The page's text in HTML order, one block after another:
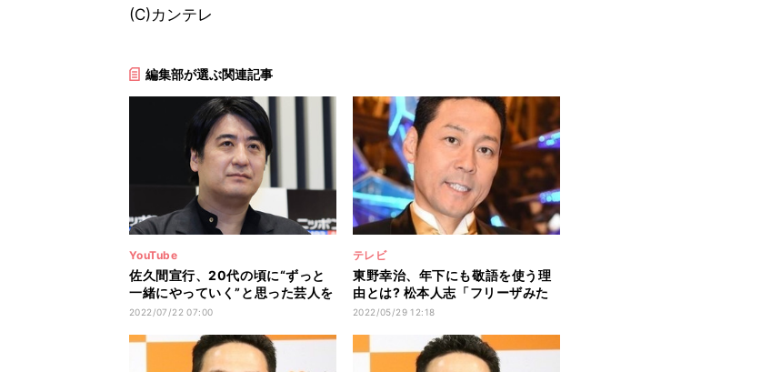
(C)カンテレ
編集部が選ぶ関連記事
YouTube
佐久間宣行、20代の頃に“ずっと
一緒にやっていく”と思った芸人を
告白
2022/07/22 07:00
テレビ
東野幸治、年下にも敬語を使う理
由とは? 松本人志「フリーザみた
い」
2022/05/29 12:18